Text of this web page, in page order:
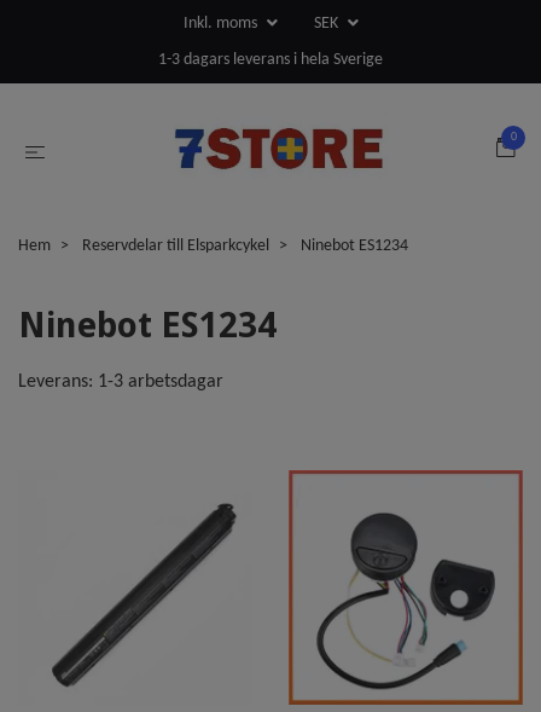
Inkl. moms
SEK
1-3 dagars leverans i hela Sverige
0
Hem Reservdelar till Elsparkcykel Ninebot ES1234
Ninebot ES1234
Leverans: 1-3 arbetsdagar